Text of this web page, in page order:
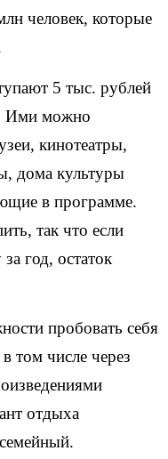
человек, которые
5 тыс. рублей
Ими можно
кинотеатры,
дома культуры
в программе.
так что если
год, остаток
пробовать себя
том числе через
отдыха